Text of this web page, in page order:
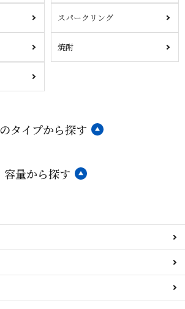
スパークリング
焼酎
タイプから探す
容量から探す